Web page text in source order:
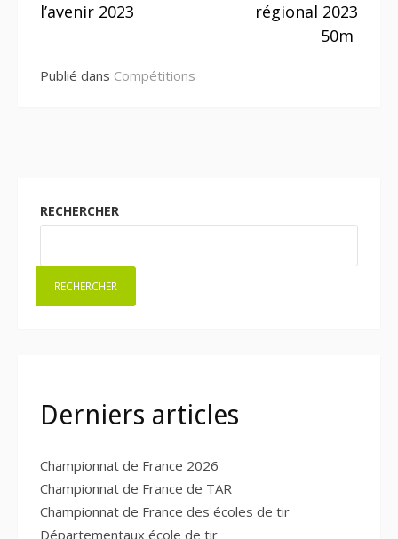
l’avenir 2023
régional 2023
50m
Publié dans Compétitions
RECHERCHER
RECHERCHER
Derniers articles
Championnat de France 2026
Championnat de France de TAR
Championnat de France des écoles de tir
Départementaux école de tir